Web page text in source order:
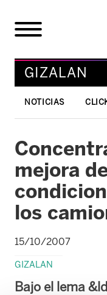
GIZALAN
NOTICIAS
mejora
los
15/10/2007
GIZALAN
Bajo el lema